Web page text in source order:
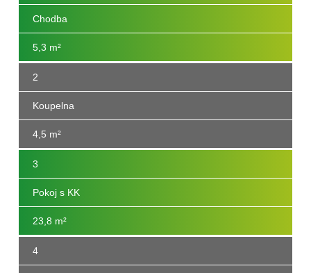
Chodba
5,3 m²
2
Koupelna
4,5 m²
3
Pokoj s KK
23,8 m²
4